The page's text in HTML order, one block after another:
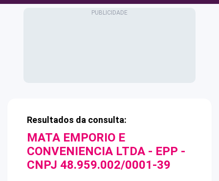
Resultados da consulta:
MATA EMPORIO E
CONVENIENCIA LTDA - EPP -
CNPJ 48.959.002/0001-39